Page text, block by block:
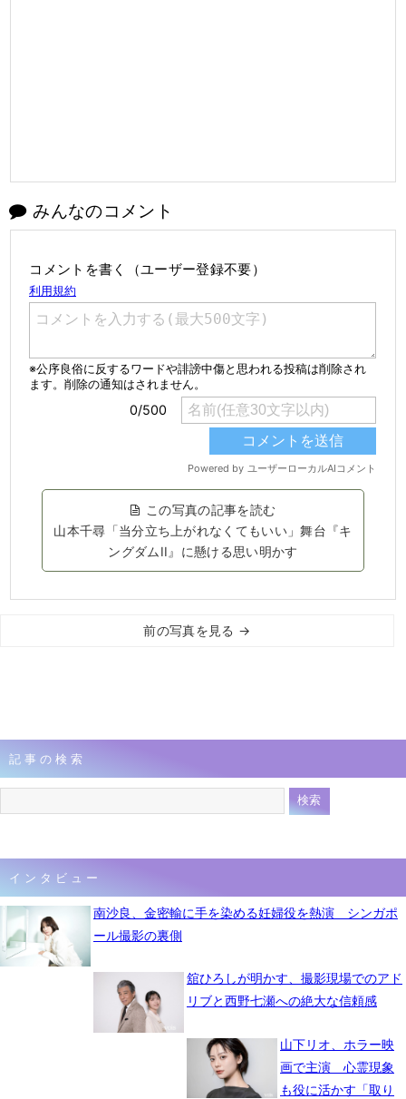
みんなのコメント
コメントを書く（ユーザー登録不要）
この写真の記事を読む
山本千尋「当分立ち上がれなくてもいい」舞台『キ
ングダムII』に懸ける思い明かす
前の写真を見る →
記事の検索
インタビュー
南沙良、金密輸に手を染める妊婦役を熱演 シンガポ
ール撮影の裏側
舘ひろしが明かす、撮影現場でのアド
リブと西野七瀬への絶大な信頼感
山下リオ、ホラー映
画で主演 心霊現象
も役に活かす「取り